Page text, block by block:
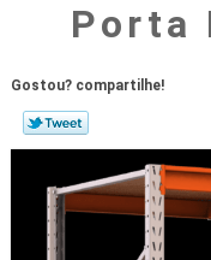
Porta
Gostou? compartilhe!